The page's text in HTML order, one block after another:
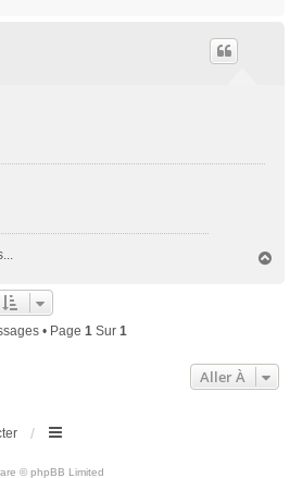
• Page 1Sur 1
Aller À
© phpBB Limited